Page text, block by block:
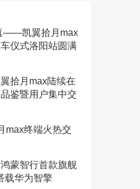
——凯翼拾月max
仪式洛阳站圆满
拾月max陆续在
鉴暨用户集中交
max终端火热交
蒙智行首款旗舰
载华为智擎